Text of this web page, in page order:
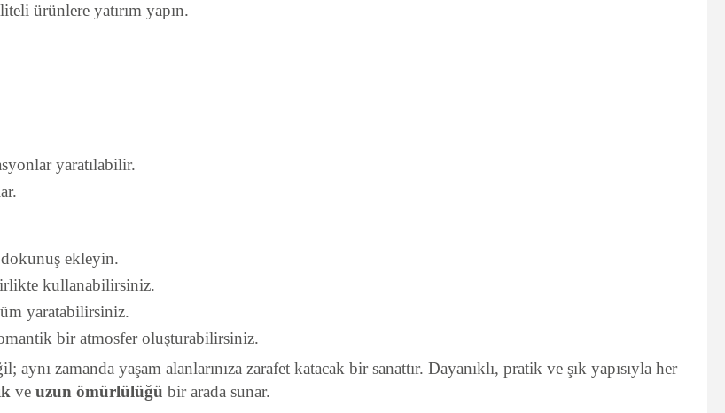
ürünlere yatırım yapın.
yaratılabilir.
ekleyin.
kullanabilirsiniz.
yaratabilirsiniz.
bir atmosfer oluşturabilirsiniz.
zamanda yaşam alanlarınıza zarafet katacak bir sanattır. Dayanıklı, pratik ve şık yapısıyla her
ve uzun ömürlülüğü bir arada sunar.